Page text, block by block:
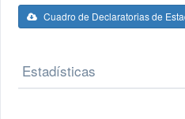
Cuadro de Declaratorias de
Estadísticas